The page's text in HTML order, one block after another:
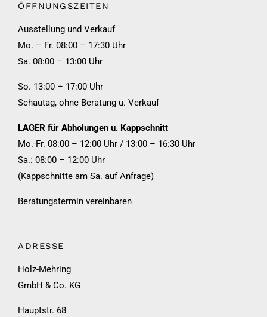
ÖFFNUNGSZEITEN
Ausstellung und Verkauf
Mo. – Fr. 08:00 – 17:30 Uhr
Sa. 08:00 – 13:00 Uhr
So. 13:00 – 17:00 Uhr
Schautag, ohne Beratung u. Verkauf
LAGER für Abholungen u. Kappschnitt
Mo.-Fr. 08:00 – 12:00 Uhr / 13:00 – 16:30 Uhr
Sa.: 08:00 – 12:00 Uhr
(Kappschnitte am Sa. auf Anfrage)
Beratungstermin vereinbaren
ADRESSE
Holz-Mehring
GmbH & Co. KG
Hauptstr. 68